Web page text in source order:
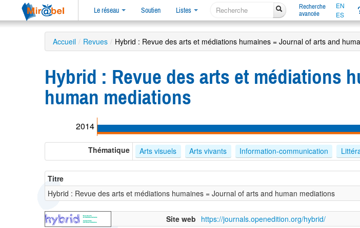
Le réseau Soutien Listes
Recherche
avancée
EN
ES
Accueil / Revues / Hybrid : Revue des arts et médiations humaines = Journal of arts and
Hybrid : Revue des arts et médiations
human mediations
2014
Thématique Arts visuels Arts vivants Information-communication
Titre
Hybrid : Revue des arts et médiations humaines = Journal of arts and human mediations
Site web https://journals.openedition.org/hybrid/